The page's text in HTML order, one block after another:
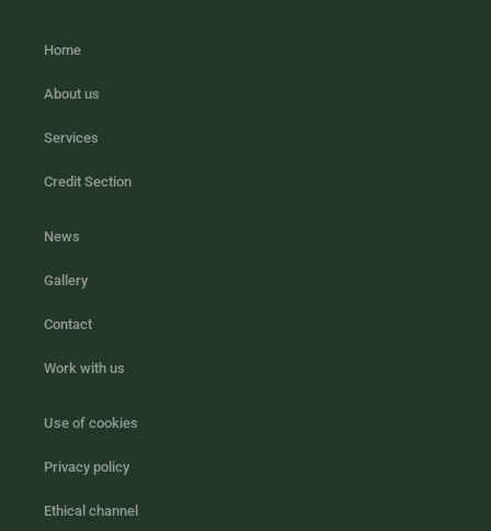
Home
About us
Services
Credit Section
News
Gallery
Contact
Work with us
Use of cookies
Privacy policy
Ethical channel